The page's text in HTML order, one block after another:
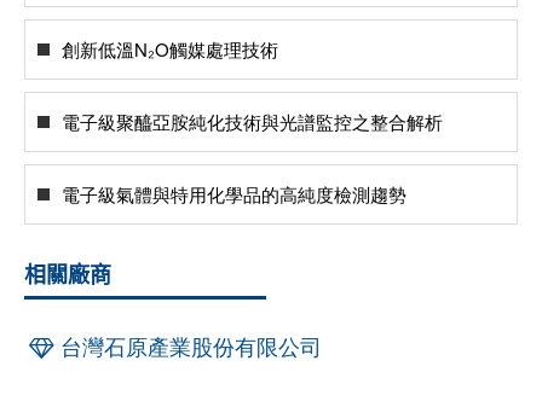
創新低溫N₂O觸媒處理技術
電子級聚醯亞胺純化技術與光譜監控之整合解析
電子級氣體與特用化學品的高純度檢測趨勢
相關廠商
台灣石原產業股份有限公司